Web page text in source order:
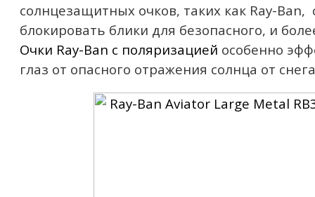
солнцезащитных очков, таких как Ray-Ban,
блокировать блики для безопасного, и
Очки Ray-Ban с поляризацией особенно
глаз от опасного отражения солнца от